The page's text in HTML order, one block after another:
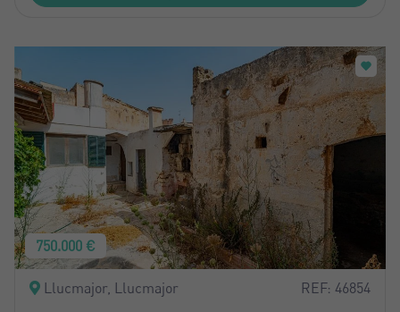
750.000 €
Llucmajor, Llucmajor REF: 46854